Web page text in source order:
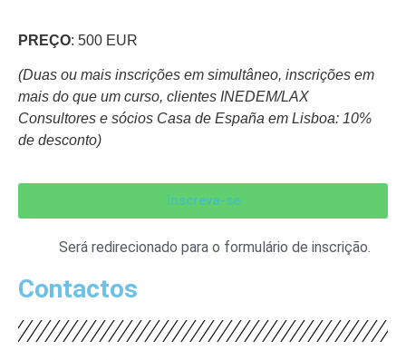
PREÇO: 500 EUR
(Duas ou mais inscrições em simultâneo, inscrições em
mais do que um curso, clientes INEDEM/LAX
Consultores e sócios Casa de España em Lisboa: 10%
de desconto)
Inscreva-se
Será redirecionado para o formulário de inscrição.
Contactos